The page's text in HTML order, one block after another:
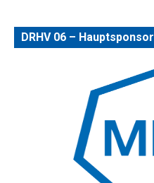
DRHV 06 – Hauptsponsor